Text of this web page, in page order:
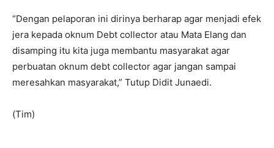
“Dengan pelaporan ini dirinya berharap agar menjadi efek
jera kepada oknum Debt collector atau Mata Elang dan
disamping itu kita juga membantu masyarakat agar
perbuatan oknum debt collector agar jangan sampai
meresahkan masyarakat,” Tutup Didit Junaedi.
(Tim)